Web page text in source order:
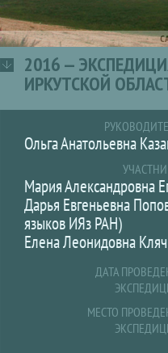
2016 —
ИРКУТСКОЙ
Ольга Анатольевна
Мария Александровна
Дарья Евгеньевна
языков ИЯз РАН)
Елена Леонидовна
ДАТА
МЕСТО